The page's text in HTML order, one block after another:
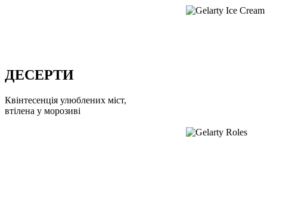
ДЕСЕРТИ
Квінтесенція улюблених міст,
втілена у морозиві